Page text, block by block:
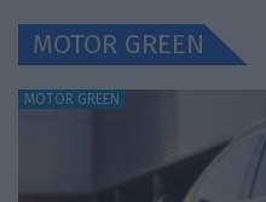
MOTOR GREEN
MOTOR GREEN